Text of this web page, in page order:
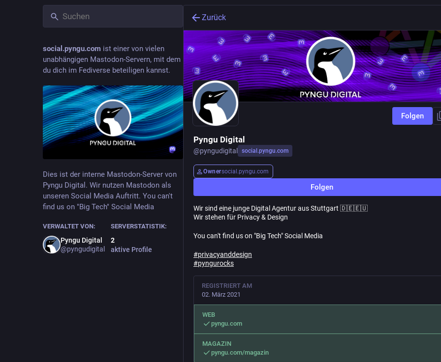
social.pyngu.com ist einer von vielen
unabhängigen Mastodon-Servern, mit dem
du dich im Fediverse beteiligen kannst.
Dies ist der interne Mastodon-Server von
Pyngu Digital. Wir nutzen Mastodon als
unseren Social Media Auftritt. You can't
find us on "Big Tech" Social Media
VERWALTET VON:
Pyngu Digital
@pyngudigital
SERVERSTATISTIK:
2
aktive Profile
Zurück
Folgen
Pyngu Digital
@pyngudigital social.pyngu.com
Ownersocial.pyngu.com
Folgen
Wir sind eine junge Digital Agentur aus Stuttgart 🇩🇪🇪🇺
Wir stehen für Privacy & Design
You can't find us on "Big Tech" Social Media
#privacyanddesign
#pyngurocks
REGISTRIERT AM
02. März 2021
WEB
pyngu.com
MAGAZIN
pyngu.com/magazin